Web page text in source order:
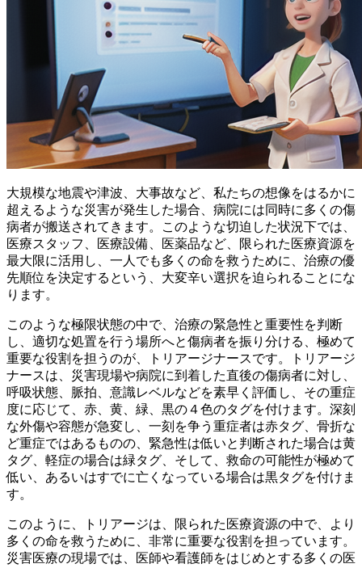
大規模な地震や津波、大事故など、私たちの想像をはるかに
超えるような災害が発生した場合、病院には同時に多くの傷
病者が搬送されてきます。このような切迫した状況下では、
医療スタッフ、医療設備、医薬品など、限られた医療資源を
最大限に活用し、一人でも多くの命を救うために、 治療の優
先順位を決定する という、大変辛い選択を迫られることにな
ります。
このような極限状態の中で、治療の緊急性と重要性を判断
し、適切な処置を行う場所へと傷病者を振り分ける、極めて
重要な役割を担うのが、
トリアージナースです。トリアージ
ナースは、災害現場や病院に到着した直後の傷病者に対し、
呼吸状態、脈拍、意識レベルなどを素早く評価し、その重症
度に応じて、赤、黄、緑、黒の４色のタグを付けます。深刻
な外傷や容態が急変し、一刻を争う重症者は赤タグ、骨折な
ど重症ではあるものの、緊急性は低いと判断された場合は黄
タグ、軽症の場合は緑タグ、そして、救命の可能性が極めて
低い、あるいはすでに亡くなっている場合は黒タグを付けま
す。
このように、
トリアージは、限られた医療資源の中で、より
多くの命を救うために、非常に重要な役割を担っています。
災害医療の現場では、医師や看護師をはじめとする多くの医